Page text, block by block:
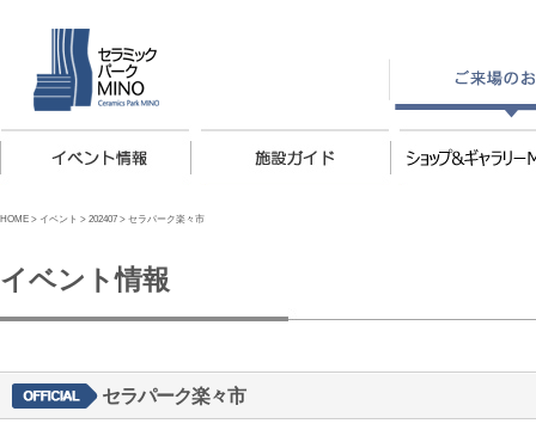
HOME > イベント > 202407 > セラパーク楽々市
イベント情報
セラパーク楽々市